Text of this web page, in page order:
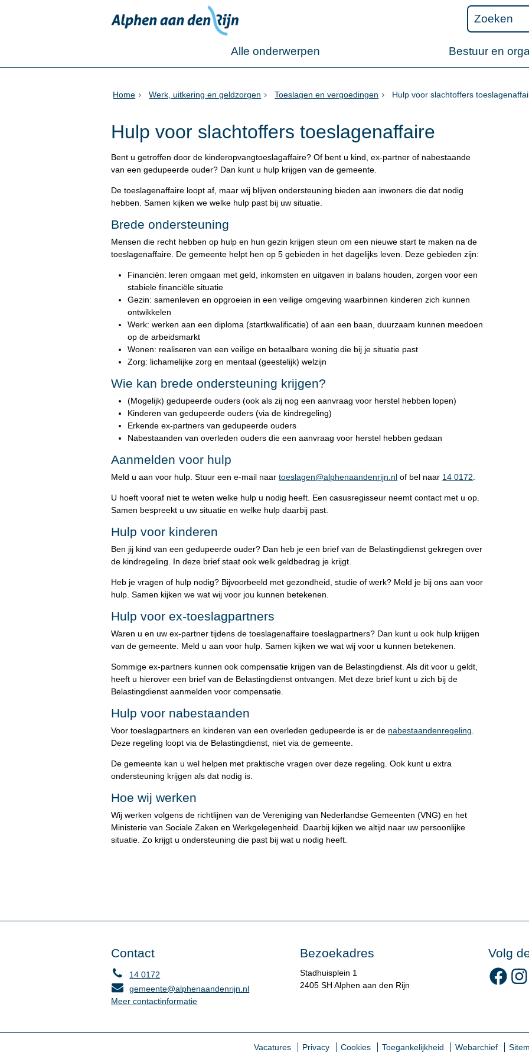
Alle onderwerpen Bestuur en
Home Werk, uitkering en geldzorgen Toeslagen en vergoedingen Hulp voor slachtoffers
Hulp voor slachtoffers toeslagenaffaire
Bent u getroffen door de kinderopvangtoeslagaffaire? Of bent u kind, ex-partner of nabestaande
van een gedupeerde ouder? Dan kunt u hulp krijgen van de gemeente.
De toeslagenaffaire loopt af, maar wij blijven ondersteuning bieden aan inwoners die dat nodig
hebben. Samen kijken we welke hulp past bij uw situatie.
Brede ondersteuning
Mensen die recht hebben op hulp en hun gezin krijgen steun om een nieuwe start te maken na de
toeslagenaffaire. De gemeente helpt hen op 5 gebieden in het dagelijks leven. Deze gebieden zijn:
Financiën: leren omgaan met geld, inkomsten en uitgaven in balans houden, zorgen voor een
stabiele financiële situatie
Gezin: samenleven en opgroeien in een veilige omgeving waarbinnen kinderen zich kunnen
ontwikkelen
Werk: werken aan een diploma (startkwalificatie) of aan een baan, duurzaam kunnen meedoen
op de arbeidsmarkt
Wonen: realiseren van een veilige en betaalbare woning die bij je situatie past
Zorg: lichamelijke zorg en mentaal (geestelijk) welzijn
Wie kan brede ondersteuning krijgen?
(Mogelijk) gedupeerde ouders (ook als zij nog een aanvraag voor herstel hebben lopen)
Kinderen van gedupeerde ouders (via de kindregeling)
Erkende ex-partners van gedupeerde ouders
Nabestaanden van overleden ouders die een aanvraag voor herstel hebben gedaan
Aanmelden voor hulp
Meld u aan voor hulp. Stuur een e-mail naartoeslagen@alphenaandenrijn.nl of bel naar 14 0172
U hoeft vooraf niet te weten welke hulp u nodig heeft. Een casusregisseur neemt contact met u op.
Samen bespreekt u uw situatie en welke hulp daarbij past.
Hulp voor kinderen
Ben jij kind van een gedupeerde ouder? Dan heb je een brief van de Belastingdienst gekregen over
de kindregeling. In deze brief staat ook welk geldbedrag je krijgt.
Heb je vragen of hulp nodig? Bijvoorbeeld met gezondheid, studie of werk? Meld je bij ons aan voor
hulp. Samen kijken we wat wij voor jou kunnen betekenen.
Hulp voor ex-toeslagpartners
Waren u en uw ex-partner tijdens de toeslagenaffaire toeslagpartners? Dan kunt u ook hulp krijgen
van de gemeente. Meld u aan voor hulp. Samen kijken we wat wij voor u kunnen betekenen.
Sommige ex-partners kunnen ook compensatie krijgen van de Belastingdienst. Als dit voor u geldt,
heeft u hierover een brief van de Belastingdienst ontvangen. Met deze brief kunt u zich bij de
Belastingdienst aanmelden voor compensatie.
Hulp voor nabestaanden
Voor toeslagpartners en kinderen van een overleden gedupeerde is er de nabestaandenregeling
Deze regeling loopt via de Belastingdienst, niet via de gemeente.
De gemeente kan u wel helpen met praktische vragen over deze regeling. Ook kunt u extra
ondersteuning krijgen als dat nodig is.
Hoe wij werken
Wij werken volgens de richtlijnen van de Vereniging van Nederlandse Gemeenten (VNG) en het
Ministerie van Sociale Zaken en Werkgelegenheid. Daarbij kijken we altijd naar uw persoonlijke
situatie. Zo krijgt u ondersteuning die past bij wat u nodig heeft.
Contact
14 0172
gemeente@alphenaandenrijn.nl
Meer contactinformatie
Bezoekadres
Stadhuisplein 1
2405 SH Alphen aan den Rijn
Volg
Vacatures Privacy Cookies Toegankelijkheid Webarchief